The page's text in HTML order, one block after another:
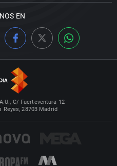
EN
C/ Fuerteventura 12
Reyes, 28703 Madrid